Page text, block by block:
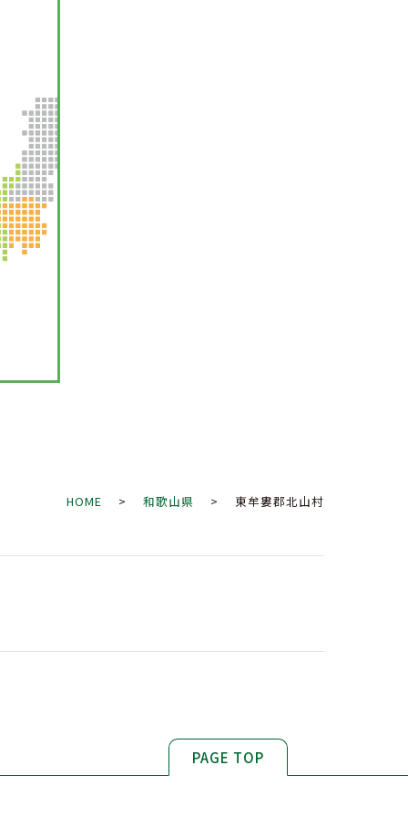
HOME > 和歌山県 > 東牟婁郡北山村
PAGE TOP